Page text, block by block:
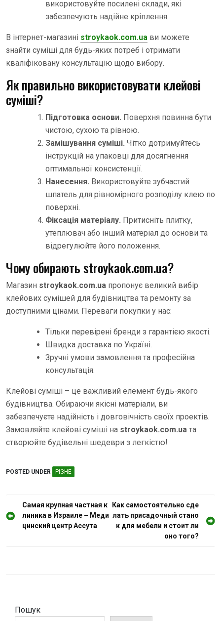
використовуйте посилені склади, які
забезпечують надійне кріплення.
В інтернет-магазині stroykaok.com.ua ви можете
знайти суміші для будь-яких потреб і отримати
кваліфіковану консультацію щодо вибору.
Як правильно використовувати клейові
суміші?
Підготовка основи. Поверхня повинна бути
чистою, сухою та рівною.
Замішування суміші. Чітко дотримуйтесь
інструкцій на упаковці для досягнення
оптимальної консистенції.
Нанесення. Використовуйте зубчастий
шпатель для рівномірного розподілу клею по
поверхні.
Фіксація матеріалу. Притисніть плитку,
утеплювач або інший матеріал до основи та
відрегулюйте його положення.
Чому обирають stroykaok.com.ua?
Магазин stroykaok.com.ua пропонує великий вибір
клейових сумішей для будівництва та ремонту за
доступними цінами. Переваги покупки у нас:
Тільки перевірені бренди з гарантією якості.
Швидка доставка по Україні.
Зручні умови замовлення та професійна
консультація.
Клейові суміші – це важливий елемент будь-якого
будівництва. Обираючи якісні матеріали, ви
забезпечуєте надійність і довговічність своїх проектів.
Замовляйте клейові суміші на stroykaok.com.ua та
створюйте будівельні шедеври з легкістю!
POSTED UNDER РІЗНЕ
Н
а
Самая крупная частная к
линика в Израиле – Меди
цинский центр Ассута
Как самостоятельно сде
лать присадочный стано
к для мебели и стоит ли
оно того?
Пошук